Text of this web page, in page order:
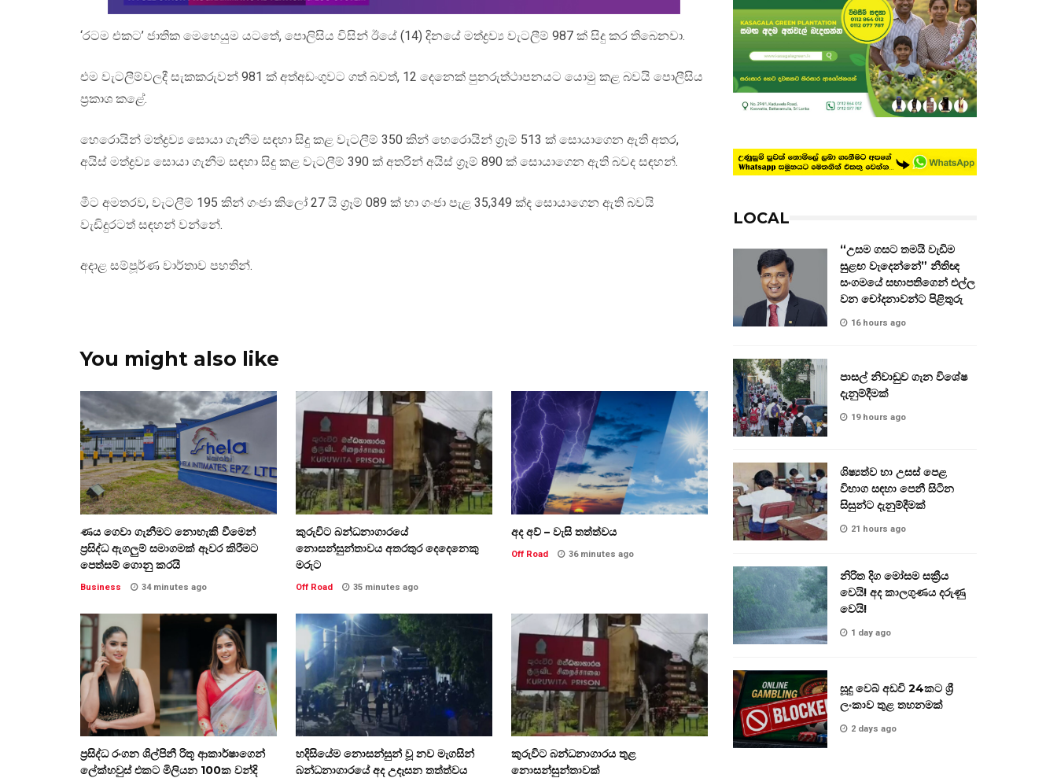
‘රටම එකට’ ජාතික මෙහෙයුම යටතේ, පොලිසිය විසින් ඊයේ (14) දිනයේ මත්ද්‍රව්‍ය වැටලීම් 987 ක් සිදු කර තිබෙනවා.
එම වැටලීම්වලදී සැකකරුවන් 981 ක් අත්අඩංගුවට ගත් බවත්, 12 දෙනෙක් පුනරුත්ථාපනයට යොමු කළ බවයි පොලීසිය
ප්‍රකාශ කළේ.
හෙරොයින් මත්ද්‍රව්‍ය සොයා ගැනීම සඳහා සිදු කළ වැටලීම් 350 කින් හෙරොයින් ග්‍රෑම් 513 ක් සොයාගෙන ඇති අතර,
අයිස් මත්ද්‍රව්‍ය සොයා ගැනීම සඳහා සිදු කළ වැටලීම් 390 ක් අතරින් අයිස් ග්‍රෑම් 890 ක් සොයාගෙන ඇති බවද සඳහන්.
මීට අමතරව, වැටලීම් 195 කින් ගංජා කිලෝ 27 යි ග්‍රෑම් 089 ක් හා ගංජා පැළ 35,349 ක්ද සොයාගෙන ඇති බවයි
වැඩිදුරටත් සඳහන් වන්නේ.
අදාළ සම්පූර්ණ වාර්තාව පහතින්.
You might also like
ණය ගෙවා ගැනීමට නොහැකි වීමෙන්
ප්‍රසිද්ධ ඇගලුම් සමාගමක් ඈවර කිරීමට
පෙත්සම් ගොනු කරයි
Business 34 minutes ago
කුරුවිට බන්ධනාගාරයේ
නොසන්සුන්තාවය අතරතුර දෙදෙනෙකු
මරුට
Off Road 35 minutes ago
අද අව් – වැසි තත්ත්වය
Off Road 36 minutes ago
ප්‍රසිද්ධ රංගන ශිල්පිනී රිතූ ආකාර්ෂාගෙන්
ලේක්හවුස් එකට මිලියන 100ක වන්දි
හදිසියේම නොසන්සුන් වූ නව මැගසින්
බන්ධනාගාරයේ අද උදෑසන තත්ත්වය
කුරුවිට බන්ධනාගාරය තුළ
නොසන්සුන්තාවක්
LOCAL
“උසම ගසට තමයි වැඩිම
සුළඟ වැදෙන්නේ” නීතිඥ
සංගමයේ සභාපතිගෙන් එල්ල
වන චෝදනාවන්ට පිළිතුරු
16 hours ago
පාසල් නිවාඩුව ගැන විශේෂ
දැනුම්දීමක්
19 hours ago
ශිෂ්‍යත්ව හා උසස් පෙළ
විභාග සඳහා පෙනී සිටින
සිසුන්ට දැනුම්දීමක්
21 hours ago
නිරිත දිග මෝසම සක්‍රීය
වෙයි! අද කාලගුණය දරුණු
වෙයි!
1 day ago
සූදු වෙබ් අඩවි 24කට ශ්‍රී
ලංකාව තුළ තහනමක්
2 days ago